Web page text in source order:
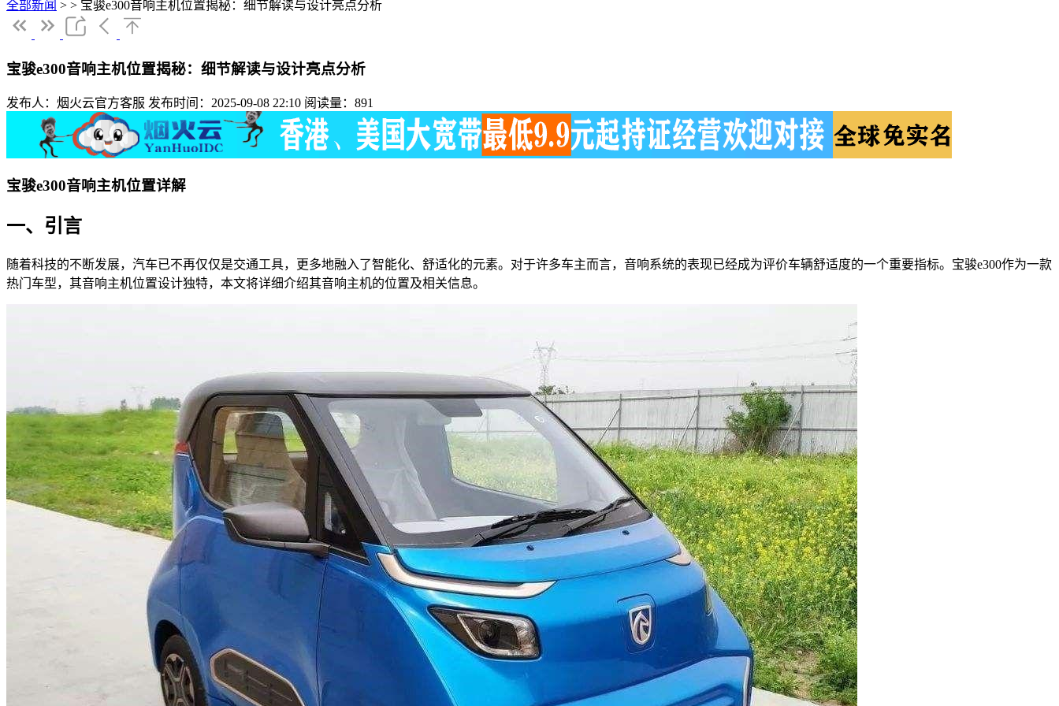
全部新闻 > > 宝骏e300音响主机位置揭秘：细节解读与设计亮点分析
宝骏e300音响主机位置揭秘：细节解读与设计亮点分析
发布人：烟火云官方客服 发布时间：2025-09-08 22:10 阅读量：891
宝骏e300音响主机位置详解
一、引言
随着科技的不断发展，汽车已不再仅仅是交通工具，更多地融入了智能化、舒适化的元素。对于许多车主而言，音响系统的表现已经成为评价车辆舒适度的一个重要指标。宝骏e300作为一款
热门车型，其音响主机位置设计独特，本文将详细介绍其音响主机的位置及相关信息。